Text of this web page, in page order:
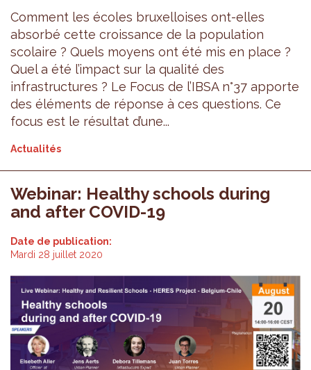
Comment les écoles bruxelloises ont-elles
absorbé cette croissance de la population
scolaire ? Quels moyens ont été mis en place ?
Quel a été l’impact sur la qualité des
infrastructures ? Le Focus de l’IBSA n°37 apporte
des éléments de réponse à ces questions. Ce
focus est le résultat d’une...
Actualités
Webinar: Healthy schools during
and after COVID-19
Date de publication:
Mardi 28 juillet 2020